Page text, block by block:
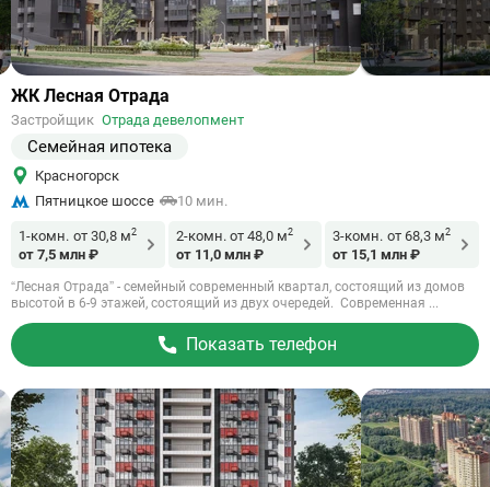
Ссылка
объект
ЖК Лесная Отрада
Застройщик Отрада девелопмент
Семейная ипотека
Красногорск
Пятницкое шоссе
10 мин.
1-комн. от 30,8 м2
от 7,5 млн ₽
2-комн. от 48,0 м2
от 11,0 млн ₽
3-комн. от 68,3 м2
от 15,1 млн ₽
“Лесная Отрада” - семейный современный квартал, состоящий из домов
высотой в 6-9 этажей, состоящий из двух очередей. Современная ...
Показать телефон